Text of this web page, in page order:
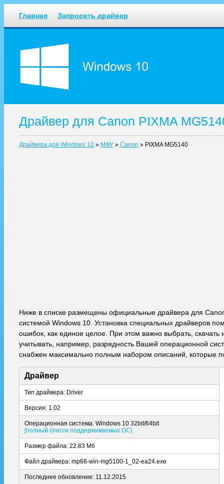
Главная Запросить драйвер
Драйвер для Canon PIXMA
Драйвера для Windows 10 » МФУ » Canon » PIXMA MG5140
Ниже в списке размещены официальные драйвера для
системой Windows 10. Установка специальных драйверов
ошибок, как единое целое. При этом важно выбрать,
учитывать, например, разрядность Вашей операционной
снабжен максимально полным набором описаний, которые
Драйвер
Тип драйвера: Driver
Версия: 1.02
Операционная система: Windows 10 32bit/64bit
[полный список поддерживаемых ОС]
Размер файла: 22.83 Мб
Файл драйвера: mp68-win-mg5100-1_02-ea24.exe
Последнее обновление: 11.12.2015